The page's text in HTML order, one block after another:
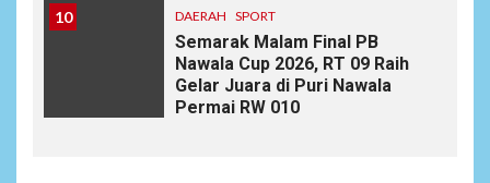
10 DAERAH SPORT
Semarak Malam Final PB
Nawala Cup 2026, RT 09 Raih
Gelar Juara di Puri Nawala
Permai RW 010